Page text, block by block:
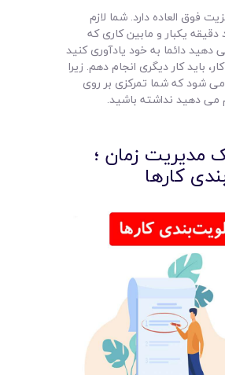
فوق العاده دارد. شما لازم
یکبار و مابین کاری که
دهید دائما به خود یادآوری کنید
باید کار دیگری انجام دهم. زیرا
می شود که شما تمرکزی بر روی
می دهید نداشته باشید.
مدیریت زمان ؛
کارها